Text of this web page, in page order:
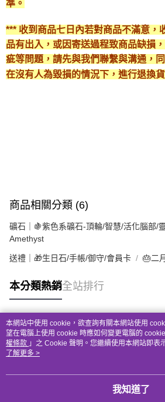
準。
*** 收到商品七日內若對商品不滿意，
品有出入，或因寄送過程致商品缺損
疵等問題，請先與我們聯繫與溝通，
在沒有人為毀損的情況下，進行退換貨
商品相關分類 (6)
礦石｜🍇紫色系礦石-頂輪/智慧/活化腦部/
Amethyst
送禮｜🎁生日石/手帳/御守/會員卡 🎂二
本分類熱銷全站排行
熱門標籤
本網站中使用 cookie，欲查詢有關本網站使用
望在電腦上使用 cookie 時應如何變更電腦的
權條款 」之 Cookie 聲明。您繼續使用本網站即表
用條款之 Cookie 聲明使用 cookie。
了解更多 >
我知道了